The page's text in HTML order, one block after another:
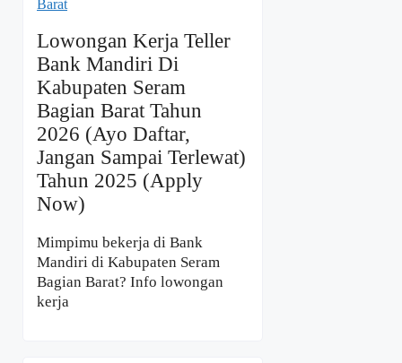
Lowongan Kerja Teller
Bank Mandiri Di
Kabupaten Seram
Bagian Barat Tahun
2026 (Ayo Daftar,
Jangan Sampai Terlewat)
Tahun 2025 (Apply
Now)
Mimpimu bekerja di Bank
Mandiri di Kabupaten Seram
Bagian Barat? Info lowongan
kerja